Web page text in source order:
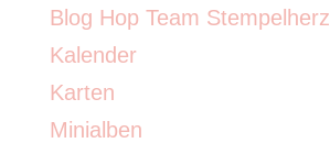
Blog Hop Team Stempelherz
Kalender
Karten
Minialben